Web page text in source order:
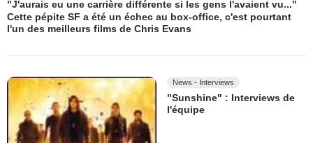
"J'aurais eu une carrière différente si les gens l'avaient vu..."
Cette pépite SF a été un échec au box-office, c'est pourtant
l'un des meilleurs films de Chris Evans
News - Interviews
"Sunshine" : Interviews de
l'équipe